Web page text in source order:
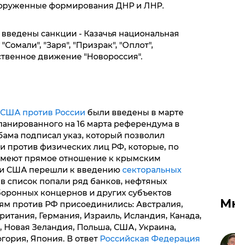
формирования ДНР и ЛНР.
санкции - Казачья национальная
"Заря", "Призрак", "Оплот",
движение "Новороссия".
против России были введены в марте
на 16 марта референдума в
подписал указ, который позволил
против физических лиц РФ, которые, по
прямое отношение к крымским
США перешли к введению секторальных
в список попали ряд банков, нефтяных
концернов и других субъектов
против РФ присоединились: Австралия,
Германия, Израиль, Исландия, Канада,
Новая Зеландия, Польша, США, Украина,
Япония. В ответ Российская Федерация